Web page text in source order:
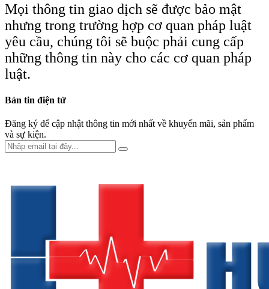
Mọi thông tin giao dịch sẽ được bảo mật
nhưng trong trường hợp cơ quan pháp luật
yêu cầu, chúng tôi sẽ buộc phải cung cấp
những thông tin này cho các cơ quan pháp
luật.
Bản tin điện tử
Đăng ký để cập nhật thông tin mới nhất về khuyến mãi, sản phẩm
và sự kiện.